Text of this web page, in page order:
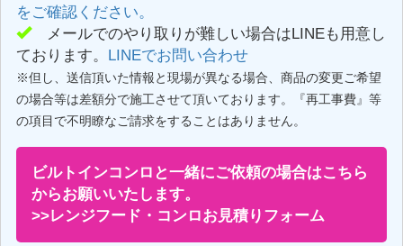
をご確認ください。
メールでのやり取りが難しい場合はLINEも用意し
ております。 LINEでお問い合わせ
※但し、送信頂いた情報と現場が異なる場合、商品の変更ご希望
の場合等は差額分で施工させて頂いております。『再工事費』等
の項目で不明瞭なご請求をすることはありません。
ビルトインコンロと一緒にご依頼の場合はこちら
からお願いいたします。
>>レンジフード・コンロお見積りフォーム